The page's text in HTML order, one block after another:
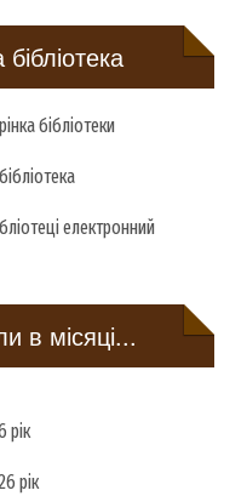
бібліотеки
електронний
в місяці...
рік
рік